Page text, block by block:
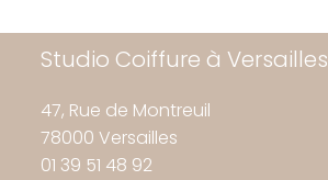
Studio Coiffure à Versailles
47, Rue de Montreuil
78000 Versailles
01 39 51 48 92